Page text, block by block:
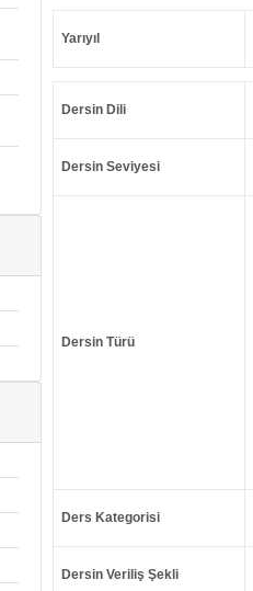
Yarıyıl
Dersin Dili
Dersin Seviyesi
Dersin Türü
Ders Kategorisi
Dersin Veriliş Şekli